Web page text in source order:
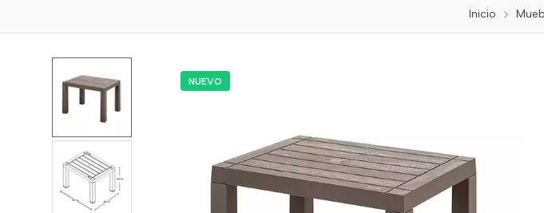
Inicio
NUEVO